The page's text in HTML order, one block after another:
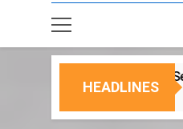
HEADLINES
Kampung Temusai